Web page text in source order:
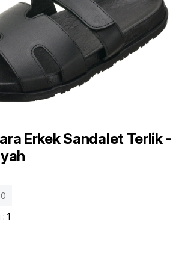
Erkek Sandalet Terlik -
: 1